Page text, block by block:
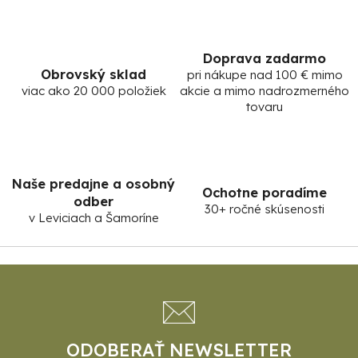
s
Obrovský sklad
viac ako 20 000 položiek
Doprava zadarmo
pri nákupe nad 100 € mimo
akcie a mimo nadrozmerného
tovaru
Naše predajne a osobný
odber
v Leviciach a Šamoríne
Ochotne poradíme
30+ ročné skúsenosti
Z
ODOBERAŤ NEWSLETTER